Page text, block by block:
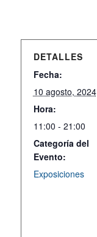
DETALLES
Fecha:
10 agosto, 2024
Hora:
11:00 - 21:00
Categoría del
Evento:
Exposiciones